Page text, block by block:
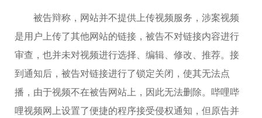
被告辩称，网站并不提供上传视频服务，涉案视频
是用户上传了其他网站的链接，被告不对链接内容进行
审查，也并未对视频进行选择、编辑、修改、推荐。接
到通知后，被告对链接进行了锁定关闭，使其无法点
播，由于视频不在被告网站上，因此无法删除。哔哩哔
哩视频网上设置了便捷的程序接受侵权通知，但原告并